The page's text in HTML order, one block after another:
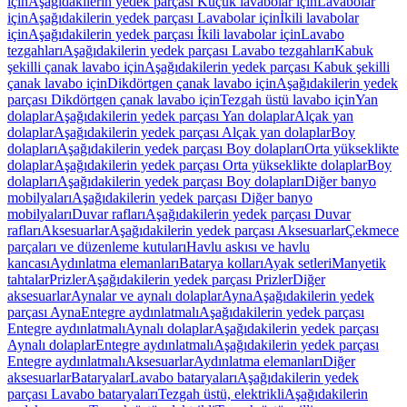
içinAşağıdakilerin yedek parçası Lavabolar içinİkili lavabolar
içinAşağıdakilerin yedek parçası İkili lavabolar içinLavabo
tezgahlarıAşağıdakilerin yedek parçası Lavabo tezgahlarıKabuk
şekilli çanak lavabo içinAşağıdakilerin yedek parçası Kabuk şekilli
çanak lavabo içinDikdörtgen çanak lavabo içinAşağıdakilerin yedek
parçası Dikdörtgen çanak lavabo içinTezgah üstü lavabo içinYan
dolaplarAşağıdakilerin yedek parçası Yan dolaplarAlçak yan
dolaplarAşağıdakilerin yedek parçası Alçak yan dolaplarBoy
dolaplarıAşağıdakilerin yedek parçası Boy dolaplarıOrta yükseklikte
dolaplarAşağıdakilerin yedek parçası Orta yükseklikte dolaplarBoy
dolaplarıAşağıdakilerin yedek parçası Boy dolaplarıDiğer banyo
mobilyalarıAşağıdakilerin yedek parçası Diğer banyo
mobilyalarıDuvar raflarıAşağıdakilerin yedek parçası Duvar
raflarıAksesuarlarAşağıdakilerin yedek parçası AksesuarlarÇekmece
parçaları ve düzenleme kutularıHavlu askısı ve havlu
kancasıAydınlatma elemanlarıBatarya kollarıAyak setleriManyetik
tahtalarPrizlerAşağıdakilerin yedek parçası PrizlerDiğer
aksesuarlarAynalar ve aynalı dolaplarAynaAşağıdakilerin yedek
parçası AynaEntegre aydınlatmalıAşağıdakilerin yedek parçası
Entegre aydınlatmalıAynalı dolaplarAşağıdakilerin yedek parçası
Aynalı dolaplarEntegre aydınlatmalıAşağıdakilerin yedek parçası
Entegre aydınlatmalıAksesuarlarAydınlatma elemanlarıDiğer
aksesuarlarBataryalarLavabo bataryalarıAşağıdakilerin yedek
parçası Lavabo bataryalarıTezgah üstü, elektrikliAşağıdakilerin